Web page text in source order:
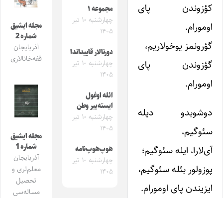
کؤزوندن پای
اومورام.
گؤرونمز یوخولاریم،
گؤزوندن پای
اومورام.
دوشوبدو دیله
سئوگیم،
آی‌لارا، ایله سئوگیم؛
پوزولور بئله سئوگیم،
ایزیندن پای اومورام.
مجموعه ۱
چهارشنبه ۱۰ تیر
۱۴۰۵
دورنالار قاییداندا
چهارشنبه ۱۰ تیر
۱۴۰۵
ائله اوغول
ایسته‌ییر وطن
چهارشنبه ۱۰ تیر
۱۴۰۵
هوپ‌هوپ‌نامه
چهارشنبه ۱۰ تیر
۱۴۰۵
مجله ایشیق
شماره 2
آذربایجان
قفه‌خانالاری
مجله ایشیق
شماره 1
آذربایجان
معلم‌لری و
تحصیل
مساله‌سی